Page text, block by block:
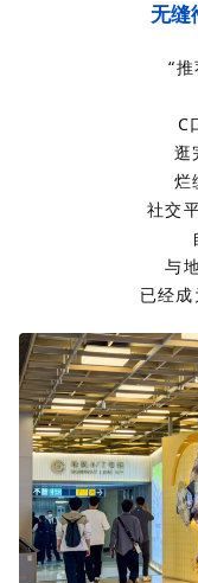
无缝
“
C
逛
烂
社交
与
已经成